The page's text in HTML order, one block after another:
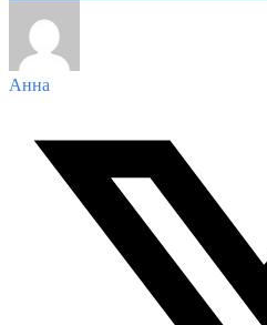
Анна